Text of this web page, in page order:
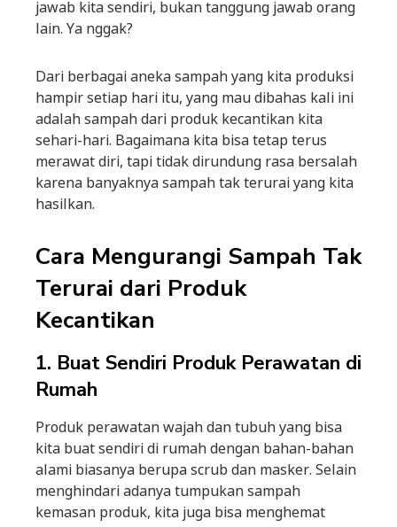
jawab kita sendiri, bukan tanggung jawab orang
lain. Ya nggak?
Dari berbagai aneka sampah yang kita produksi
hampir setiap hari itu, yang mau dibahas kali ini
adalah sampah dari produk kecantikan kita
sehari-hari. Bagaimana kita bisa tetap terus
merawat diri, tapi tidak dirundung rasa bersalah
karena banyaknya sampah tak terurai yang kita
hasilkan.
Cara Mengurangi Sampah Tak
Terurai dari Produk
Kecantikan
1. Buat Sendiri Produk Perawatan di
Rumah
Produk perawatan wajah dan tubuh yang bisa
kita buat sendiri di rumah dengan bahan-bahan
alami biasanya berupa scrub dan masker. Selain
menghindari adanya tumpukan sampah
kemasan produk, kita juga bisa menghemat